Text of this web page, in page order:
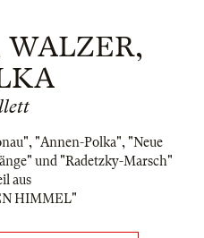
WALZER,
"Annen-Polka", "Neue
und "Radetzky-Marsch"
aus
HIMMEL"